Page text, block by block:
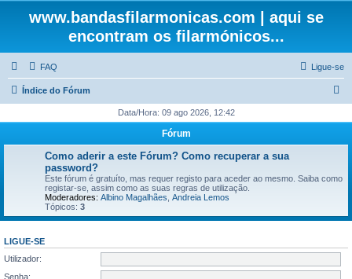
www.bandasfilarmonicas.com | aqui se
encontram os filarmónicos...
FAQ Ligue-se
Índice do Fórum
q
a
Data/Hora: 09 ago 2026, 12:42
Fórum
Como aderir a este Fórum? Como recuperar a sua
password?
Este fórum é gratuíto, mas requer registo para aceder ao mesmo. Saiba como
registar-se, assim como as suas regras de utilização.
Moderadores: Albino Magalhães Andreia Lemos
Tópicos: 3
LIGUE-SE
Utilizador:
Senha: